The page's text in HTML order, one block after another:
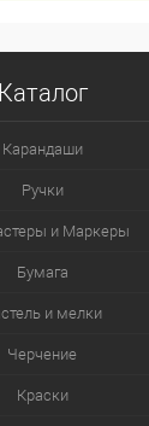
Каталог
Карандаши
Ручки
и Маркеры
Бумага
и мелки
Черчение
Краски